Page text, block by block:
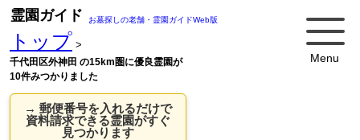
Menu
霊園ガイド お墓探しの老舗・霊園ガイドWeb版
トップ >
千代田区外神田 の15km圏に優良霊園が
10件みつかりました
→ 郵便番号を入れるだけで
資料請求できる霊園がすぐ
見つかります